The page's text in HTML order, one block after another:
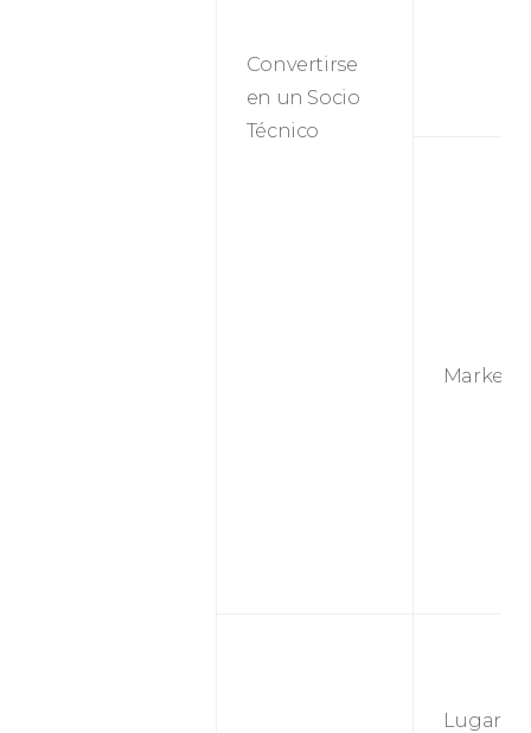
Convertirse
en un Socio
Técnico
Lugar